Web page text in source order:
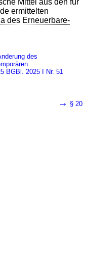
ermittelten
des Erneuerbare-
des
BGBl. 2025 I Nr. 51
→ § 20